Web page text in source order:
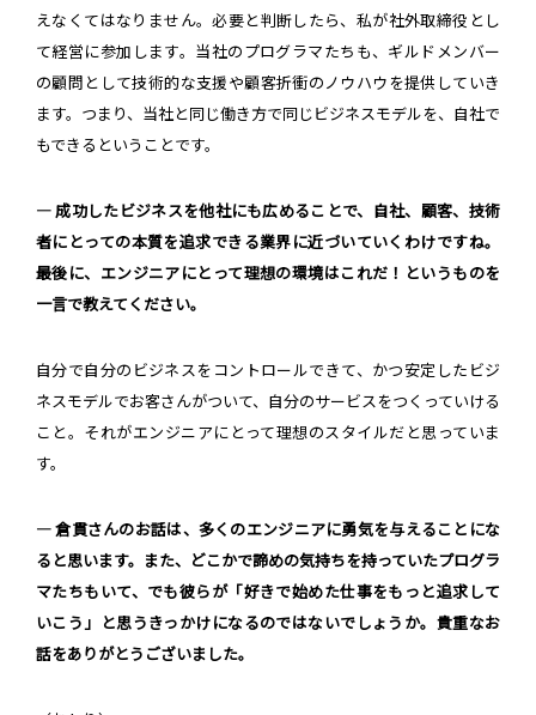
えなくてはなりません。必要と判断したら、私が社外取締役とし
て経営に参加します。当社のプログラマたちも、ギルドメンバー
の顧問として技術的な支援や顧客折衝のノウハウを提供していき
ます。つまり、当社と同じ働き方で同じビジネスモデルを、自社で
もできるということです。
― 成功したビジネスを他社にも広めることで、自社、顧客、技術
者にとっての本質を追求できる業界に近づいていくわけですね。
最後に、エンジニアにとって理想の環境はこれだ！というものを
一言で教えてください。
自分で自分のビジネスをコントロールできて、かつ安定したビジ
ネスモデルでお客さんがついて、自分のサービスをつくっていける
こと。それがエンジニアにとって理想のスタイルだと思っていま
す。
― 倉貫さんのお話は、多くのエンジニアに勇気を与えることにな
ると思います。また、どこかで諦めの気持ちを持っていたプログラ
マたちもいて、でも彼らが「好きで始めた仕事をもっと追求して
いこう」と思うきっかけになるのではないでしょうか。貴重なお
話をありがとうございました。